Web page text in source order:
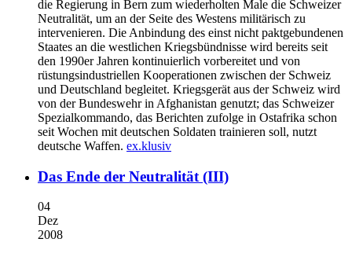
die Regierung in Bern zum wiederholten Male die Schweizer
Neutralität, um an der Seite des Westens militärisch zu
intervenieren. Die Anbindung des einst nicht paktgebundenen
Staates an die westlichen Kriegsbündnisse wird bereits seit
den 1990er Jahren kontinuierlich vorbereitet und von
rüstungsindustriellen Kooperationen zwischen der Schweiz
und Deutschland begleitet. Kriegsgerät aus der Schweiz wird
von der Bundeswehr in Afghanistan genutzt; das Schweizer
Spezialkommando, das Berichten zufolge in Ostafrika schon
seit Wochen mit deutschen Soldaten trainieren soll, nutzt
deutsche Waffen. ex.klusiv
Das Ende der Neutralität (III)
04
Dez
2008